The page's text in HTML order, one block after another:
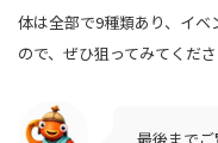
体は全部で9種類あり、イ
ので、ぜひ狙ってみてくださ
最後まで